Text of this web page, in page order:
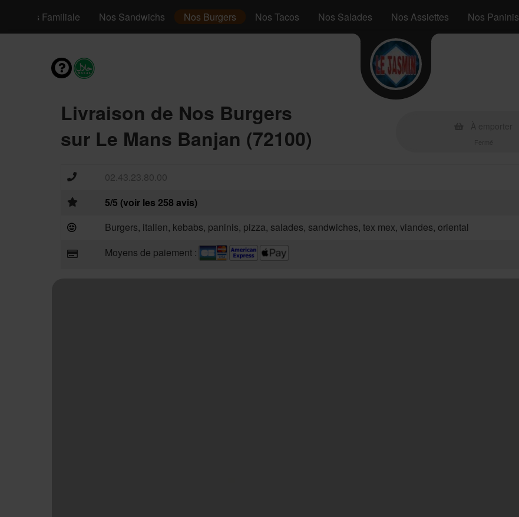
Pizzas Familiale Nos Sandwichs Nos Burgers Nos Tacos Nos Salades Nos Assiettes Nos Paninis
Livraison de Nos Burgers
sur Le Mans Banjan (72100)
02.43.23.80.00
5/5 (voir les 258 avis)
Burgers, italien, kebabs, paninis, pizza, salades, sandwiches, tex mex, viandes, oriental
Moyens de paiement :